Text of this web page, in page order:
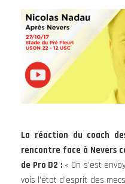
La réaction du coach
rencontre face à Nevers
de Pro D2 :« On s’est
vois l’état d’esprit des